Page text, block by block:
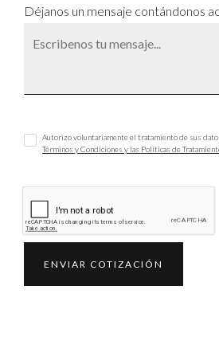
Déjanos un mensaje contándonos
Autorizo voluntariamente el tratamiento de sus
Términos y Condiciones y las Políticas de